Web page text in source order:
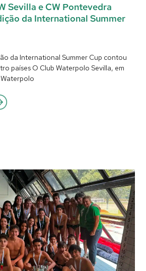
Sevilla e CW Pontevedra
da International Summer
da International Summer Cup contou
países O Club Waterpolo Sevilla, em
Waterpolo